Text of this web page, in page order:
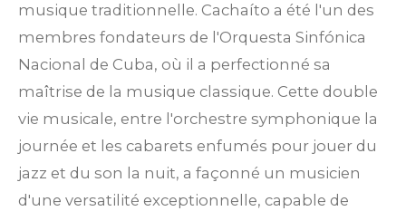
musique traditionnelle. Cachaíto a été l'un des
membres fondateurs de l'Orquesta Sinfónica
Nacional de Cuba, où il a perfectionné sa
maîtrise de la musique classique. Cette double
vie musicale, entre l'orchestre symphonique la
journée et les cabarets enfumés pour jouer du
jazz et du son la nuit, a façonné un musicien
d'une versatilité exceptionnelle, capable de